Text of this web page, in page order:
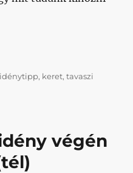
Bardeát és
Címke
idénytipp, keret,tavaszi
végén